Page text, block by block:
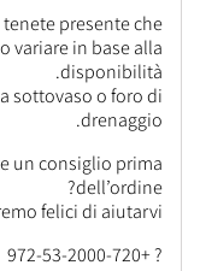
presente che
variare in base alla
disponibilità.
sottovaso o foro di
drenaggio.
un consiglio prima
dell’ordine?
felici di aiutarvi.
? +972-53-2000-720